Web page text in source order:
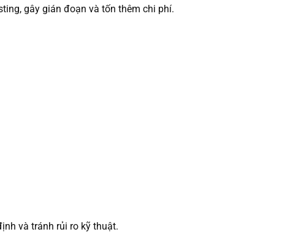
gây gián đoạn và tốn thêm chi phí.
và tránh rủi ro kỹ thuật.